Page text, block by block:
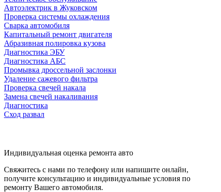
Автоэлектрик в Жуковском
Проверка системы охлаждения
Сварка автомобиля
Капитальный ремонт двигателя
Абразивная полировка кузова
Диагностика ЭБУ
Диагностика АБС
Промывка дроссельной заслонки
Удаление сажевого фильтра
Проверка свечей накала
Замена свечей накаливания
Диагностика
Сход развал
Индивидуальная оценка ремонта авто
Свяжитесь с нами по телефону или напишите онлайн,
получите консультацию и индивидуальные условия по
ремонту Вашего автомобиля.